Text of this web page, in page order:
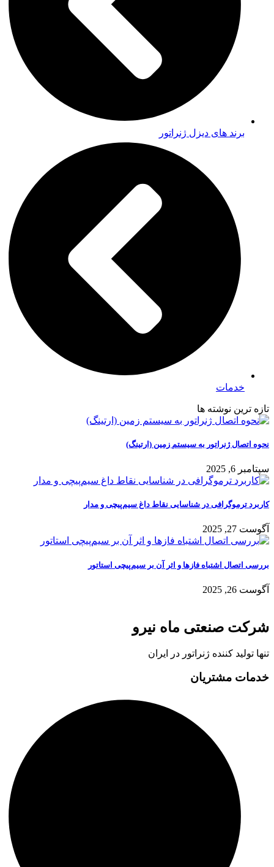
برند های دیزل ژنراتور
خدمات
تازه ترین نوشته ها
نحوه اتصال ژنراتور به سیستم زمین (ارتینگ)
سپتامبر 6, 2025
کاربرد ترموگرافی در شناسایی نقاط داغ سیم‌پیچی و مدار
آگوست 27, 2025
بررسی اتصال اشتباه فازها و اثر آن بر سیم‌پیچی استاتور
آگوست 26, 2025
شرکت صنعتی ماه نیرو
تنها تولید کننده ژنراتور در ایران
خدمات مشتریان